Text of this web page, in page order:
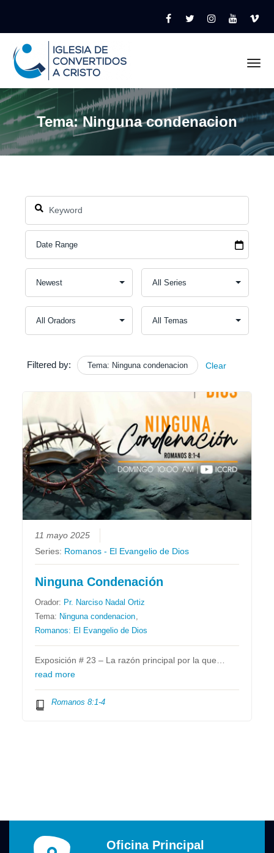
Tema: Ninguna condenacion
Filtered by: Tema: Ninguna condenacion Clear
11 mayo 2025
Series: Romanos - El Evangelio de Dios
Ninguna Condenación
Orador: Pr. Narciso Nadal Ortiz
Tema: Ninguna condenacion,
Romanos: El Evangelio de Dios
Exposición # 23 – La razón principal por la que…
read more
Romanos 8:1-4
Oficina Principal